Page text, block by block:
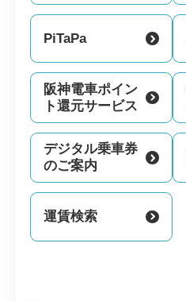
PiTaPa
阪神電車ポイン
ト還元サービス
デジタル乗車券
のご案内
運賃検索